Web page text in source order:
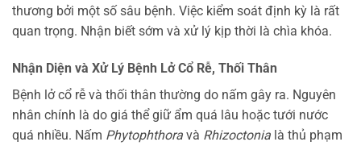
thương bởi một số sâu bệnh. Việc kiểm soát định kỳ là rất
quan trọng. Nhận biết sớm và xử lý kịp thời là chìa khóa.
Nhận Diện và Xử Lý Bệnh Lở Cổ Rễ, Thối Thân
Bệnh lở cổ rễ và thối thân thường do nấm gây ra. Nguyên
nhân chính là do giá thể giữ ẩm quá lâu hoặc tưới nước
quá nhiều. Nấm Phytophthora và Rhizoctonia là thủ phạm